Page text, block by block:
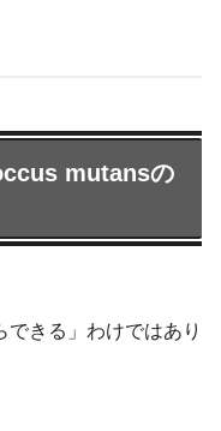
mutansの
きる」わけではあり